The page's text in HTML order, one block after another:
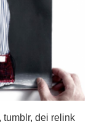
tumblr, dei relink